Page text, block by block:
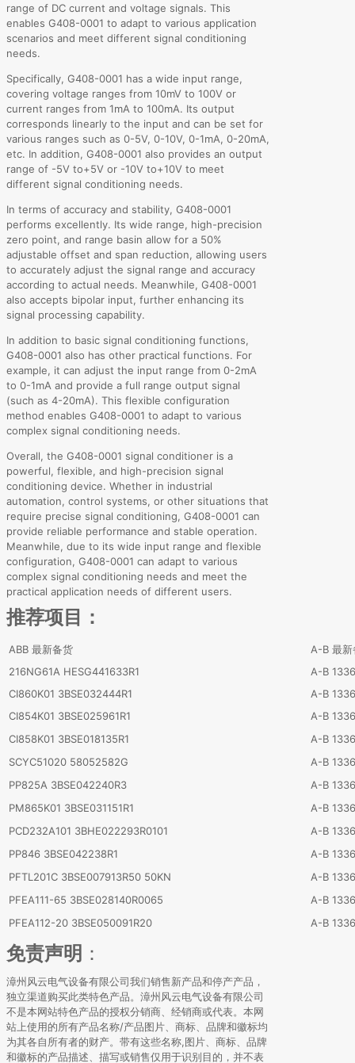
range of DC current and voltage signals. This
enables G408-0001 to adapt to various application
scenarios and meet different signal conditioning
needs.
Specifically, G408-0001 has a wide input range,
covering voltage ranges from 10mV to 100V or
current ranges from 1mA to 100mA. Its output
corresponds linearly to the input and can be set for
various ranges such as 0-5V, 0-10V, 0-1mA, 0-20mA,
etc. In addition, G408-0001 also provides an output
range of -5V to+5V or -10V to+10V to meet
different signal conditioning needs.
In terms of accuracy and stability, G408-0001
performs excellently. Its wide range, high-precision
zero point, and range basin allow for a 50%
adjustable offset and span reduction, allowing users
to accurately adjust the signal range and accuracy
according to actual needs. Meanwhile, G408-0001
also accepts bipolar input, further enhancing its
signal processing capability.
In addition to basic signal conditioning functions,
G408-0001 also has other practical functions. For
example, it can adjust the input range from 0-2mA
to 0-1mA and provide a full range output signal
(such as 4-20mA). This flexible configuration
method enables G408-0001 to adapt to various
complex signal conditioning needs.
Overall, the G408-0001 signal conditioner is a
powerful, flexible, and high-precision signal
conditioning device. Whether in industrial
automation, control systems, or other situations that
require precise signal conditioning, G408-0001 can
provide reliable performance and stable operation.
Meanwhile, due to its wide input range and flexible
configuration, G408-0001 can adapt to various
complex signal conditioning needs and meet the
practical application needs of different users.
推荐项目：
ABB 最新备货
A-B 最新
216NG61A HESG441633R1
A-B
CI860K01 3BSE032444R1
A-B
CI854K01 3BSE025961R1
A-B
CI858K01 3BSE018135R1
A-B
SCYC51020 58052582G
A-B
PP825A 3BSE042240R3
A-B
PM865K01 3BSE031151R1
A-B
PCD232A101 3BHE022293R0101
A-B
PP846 3BSE042238R1
A-B
PFTL201C 3BSE007913R50 50KN
A-B
PFEA111-65 3BSE028140R0065
A-B
PFEA112-20 3BSE050091R20
A-B
免责声明 ：
漳州风云电气设备有限公司我们销售新产品和停产产品，
独立渠道购买此类特色产品。漳州风云电气设备有限公司
不是本网站特色产品的授权分销商、经销商或代表。本网
站上使用的所有产品名称/产品图片、商标、品牌和徽标均
为其各自所有者的财产。带有这些名称,图片、商标、品牌
和徽标的产品描述、描写或销售仅用于识别目的，并不表